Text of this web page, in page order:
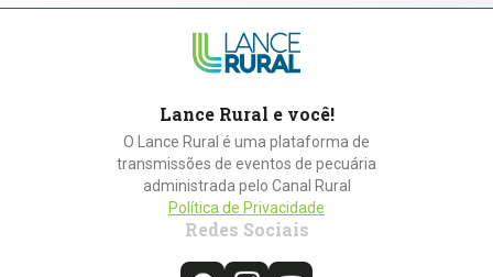
Lance Rural e você!
O Lance Rural é uma plataforma de
transmissões de eventos de pecuária
administrada pelo Canal Rural
Política de Privacidade
Redes Sociais